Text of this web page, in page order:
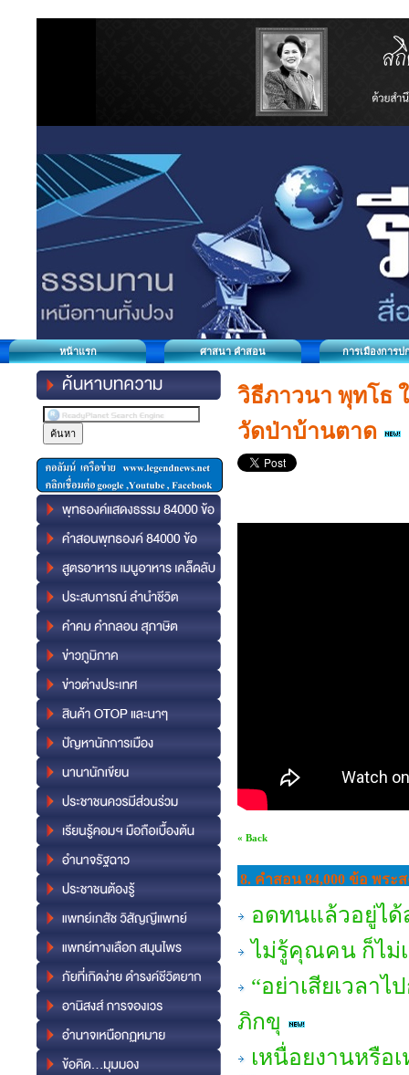
หน้าแรก ศาสนา คำสอน การเมืองการป
วิธีภาวนา พุทโธ
วัดป่าบ้านตาด
« Back
8. คำสอน 84,000 ข้อ พระ
อดทนแล้วอยู่ไ
ไม่รู้คุณคน ก็ไม่
“อย่าเสียเวลา
ภิกขุ
เหนื่อยงานหรือ